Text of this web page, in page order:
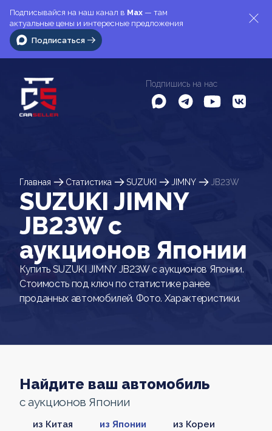
Подписывайся на наш канал в Max — там
актуальные цены и интересные предложения
Подписаться
Подпишись на нас
Главная Статистика SUZUKI JIMNY JB23W
SUZUKI JIMNY
JB23W c
аукционов Японии
Купить SUZUKI JIMNY JB23W с аукционов Японии.
Стоимость под ключ по статистике ранее
проданных автомобилей. Фото. Характеристики.
Найдите ваш автомобиль
с аукционов Японии
из Китая из Японии из Кореи